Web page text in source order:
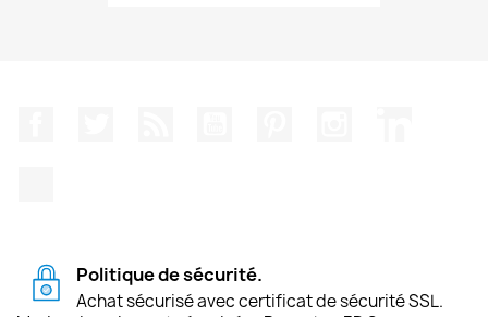
Politique de sécurité.
Achat sécurisé avec certificat de sécurité SSL.